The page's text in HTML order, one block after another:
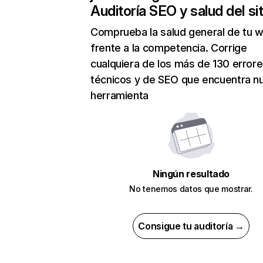
Auditoría SEO y salud del
Comprueba la salud general de tu
frente a la competencia. Corrige
cualquiera de los más de 130
técnicos y de SEO que encuentra
herramienta
Ningún resultado
No tenemos datos que mostrar.
Consigue tu auditoría →